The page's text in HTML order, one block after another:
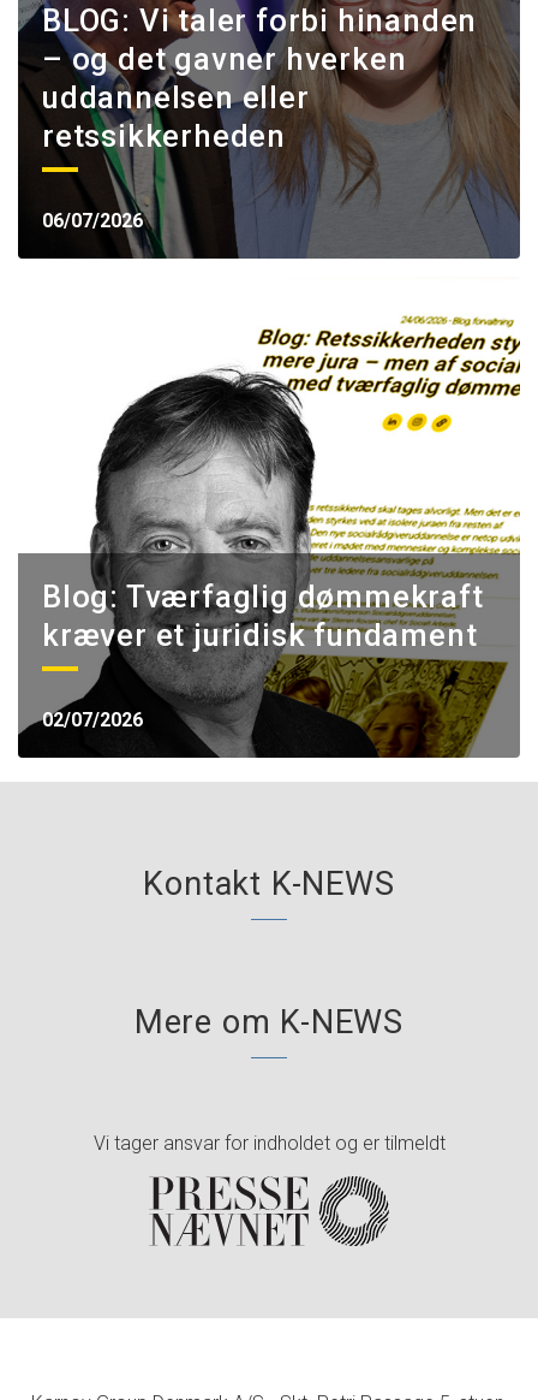
BLOG: Vi taler forbi hinanden
– og det gavner hverken
uddannelsen eller
retssikkerheden
06/07/2026
Blog: Tværfaglig dømmekraft
kræver et juridisk fundament
02/07/2026
Kontakt K-NEWS
Mere om K-NEWS
Vi tager ansvar for indholdet og er tilmeldt